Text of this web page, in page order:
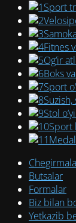
Sport
Fitnes
Og‘ir
Boks
Sport
Stol
Sport
Butsalar
Formalar
Biz bilan
Yetkazib